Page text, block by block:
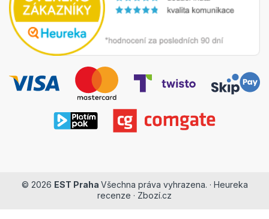
© 2026 EST Praha Všechna práva vyhrazena. · Heureka
recenze · Zbozí.cz